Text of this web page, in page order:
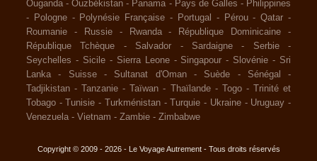
Ouganda -Ouzbékistan - Panama - Pays de Galles - Philippines
-
Pologne - Polynésie Française - Portugal - Pérou -Qatar -
Roumanie
- Russie - Rwanda - République Dominicaine
-
République Tchèque
- Salvador - Sardaigne - Serbie
-
Seychelles - Sicile - Sierra Leone - Singapour - Slovénie - Sri
Lanka
- Suisse - Sultanat d'Oman - Suède - Sénégal
-
Tadjikistan - Tanzanie - Taïwan - Thaïlande - Togo -
Trinité et
Tobago - Tunisie - Turkménistan - Turquie - Ukraine - Uruguay -
Venezuela - Vietnam - Zambie - Zimbabwe
Copyright © 2009 - 2026 - Le Voyage Autrement - Tous droits réservés